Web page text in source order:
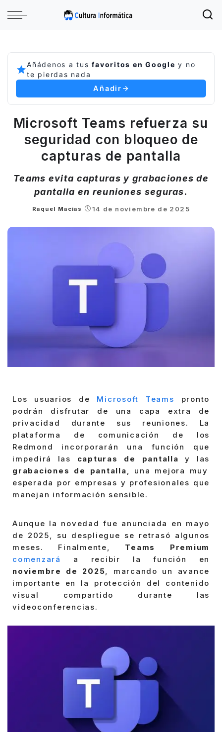
Añádenos a tusfavoritos en Google y no
te pierdas nada
Añadir
Microsoft Teams refuerza su
seguridad con bloqueo de
capturas de pantalla
Teams evita capturas y grabaciones de
pantalla en reuniones seguras.
Posted
Raquel Macias 14 de noviembre de 2025
Los usuarios de Microsoft Teams pronto
podrán disfrutar de una capa extra de
privacidad durante sus reuniones. La
plataforma de comunicación de los
Redmond incorporarán una función que
impedirá las capturas de pantalla y las
grabaciones de pantalla, una mejora muy
esperada por empresas y profesionales que
manejan información sensible.
Aunque la novedad fue anunciada en mayo
de 2025, su despliegue se retrasó algunos
meses. Finalmente, Teams Premium
comenzará
a recibir la función en
noviembre de 2025, marcando un avance
importante en la protección del contenido
visual compartido durante las
videoconferencias.